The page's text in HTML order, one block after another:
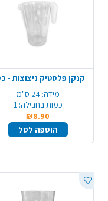
קנקן פלסטיק ניצוצות -
מידה: 24 ס"מ
כמות בחבילה: 1
₪8.90
הוספה לסל